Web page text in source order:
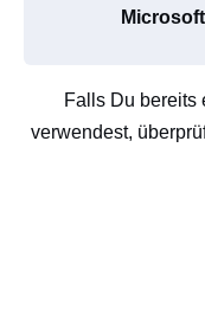
Falls Du bereits
verwendest,